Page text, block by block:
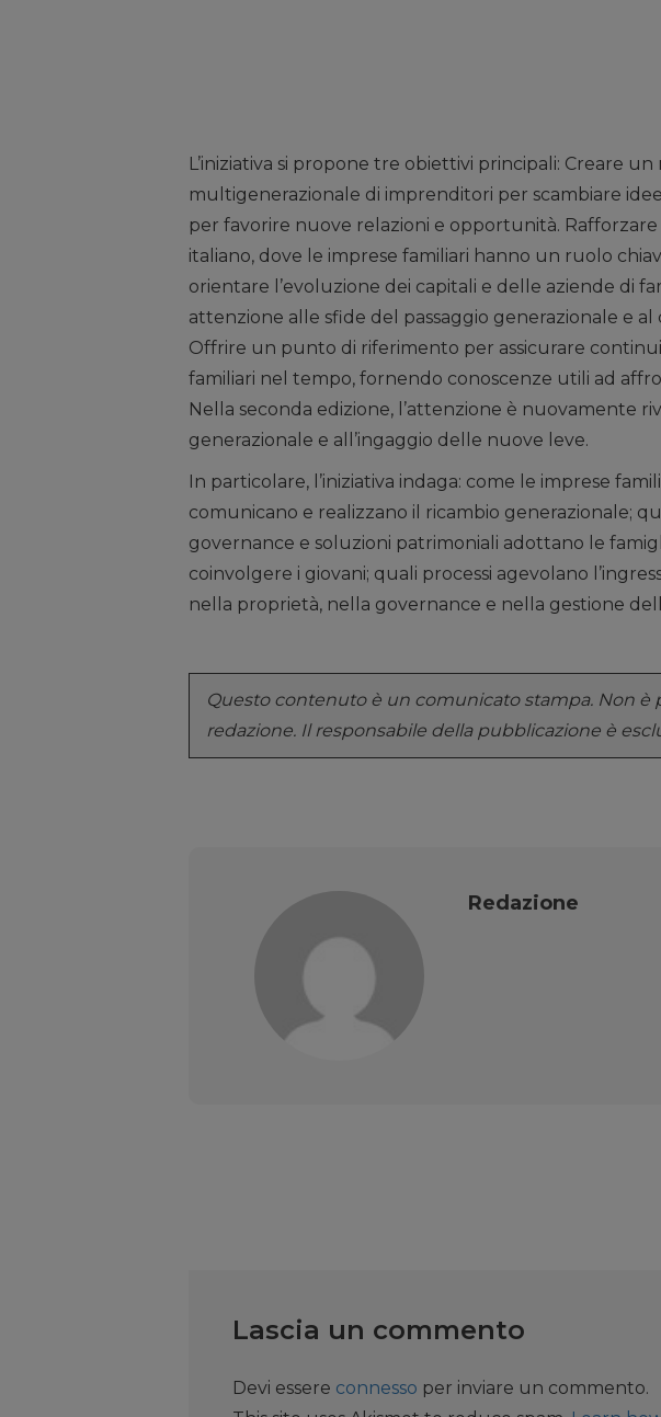
L’iniziativa si propone tre obiettivi principali: Creare
multigenerazionale di imprenditori per scambiare
per favorire nuove relazioni e opportunità.
italiano, dove le imprese familiari hanno un ruolo
orientare l’evoluzione dei capitali e delle aziende di
attenzione alle sfide del passaggio generazionale e
Offrire un punto di riferimento per assicurare
familiari nel tempo, fornendo conoscenze utili ad
Nella seconda edizione, l’attenzione è nuovamente
generazionale e all’ingaggio delle nuove leve.
In particolare, l’iniziativa indaga: come le imprese
comunicano e realizzano il ricambio generazionale;
governance e soluzioni patrimoniali adottano le
coinvolgere i giovani; quali processi agevolano
nella proprietà, nella governance e nella gestione
Questo contenuto è un comunicato stampa. Non è
redazione. Il responsabile della pubblicazione è
Redazione
Lascia un commento
Devi essere connesso per inviare un commento.